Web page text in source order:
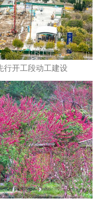
行开工段动工建设